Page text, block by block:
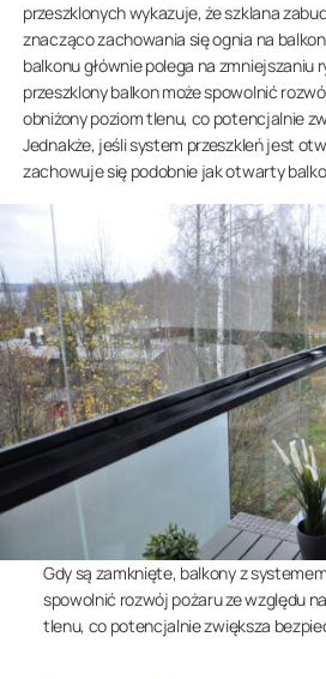
przeszklonych wykazuje, że szklana
znacząco zachowania się ognia na
balkonu głównie polega na zmniejszaniu
przeszklony balkon może spowolnić
obniżony poziom tlenu, co potencjalnie
Jednakże, jeśli system przeszkleń jest
zachowuje się podobnie jak otwarty
Gdy są zamknięte, balkony z
spowolnić rozwój pożaru ze względu
tlenu, co potencjalnie zwiększa